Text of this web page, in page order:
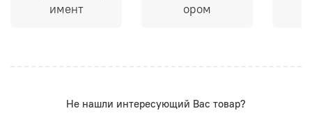
имент
ором
Не нашли интересующий Вас товар?